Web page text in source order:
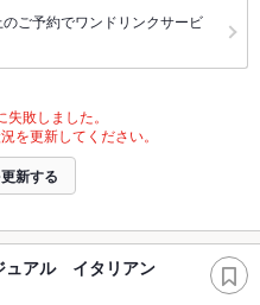
ご予約でワンドリンクサービ
敗しました。
を更新してください。
新する
ュアル イタリアン